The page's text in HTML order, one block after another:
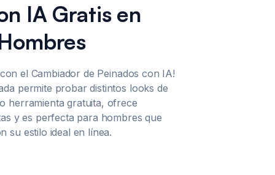
IA Gratis en
el Cambiador de Peinados con IA!
permite probar distintos looks de
herramienta gratuita, ofrece
y es perfecta para hombres que
su estilo ideal en línea.